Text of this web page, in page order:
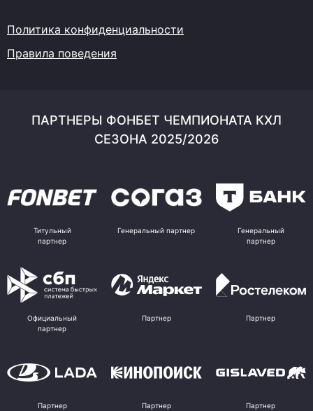
Политика конфиденциальности
Правила поведения
ПАРТНЕРЫ ФОНБЕТ ЧЕМПИОНАТА КХЛ
СЕЗОНА 2025/2026
Титульный
партнер
Генеральный партнер
Генеральный
партнер
Официальный
партнер
Партнер Партнер
Партнер Партнер Партнер